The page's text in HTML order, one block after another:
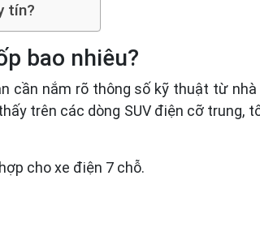
tín?
bao nhiêu?
cần nắm rõ thông số kỹ thuật từ
trên các dòng SUV điện cỡ trung,
cho xe điện 7 chỗ.